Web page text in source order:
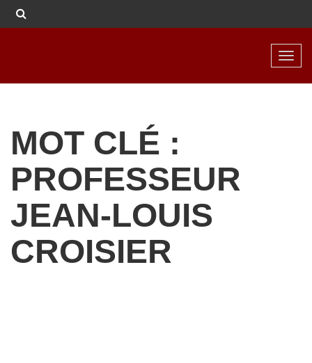
MOT CLÉ :
PROFESSEUR
JEAN-LOUIS
CROISIER